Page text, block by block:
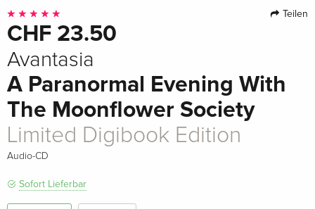
Teilen
CHF 23.50
Avantasia
A Paranormal Evening With
The Moonflower Society
Limited Digibook Edition
Audio-CD
Sofort Lieferbar